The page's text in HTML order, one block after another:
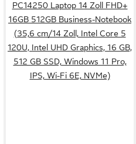
PC14250 Laptop 14 Zoll FHD+
16GB 512GB Business-Notebook
(35,6 cm/14 Zoll, Intel Core 5
120U, Intel UHD Graphics, 16 GB,
512 GB SSD, Windows 11 Pro,
IPS, Wi-Fi 6E, NVMe)